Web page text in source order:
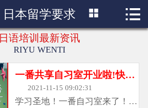
 首页
学校简介
日语培训班
日语培训课程
日本留学要求  
日语培训最新资讯
RIYU WENTI
一番共享自习室开业啦!快来加入我们吧！
2021-11-15 09:02:31
学习圣地！一番自习室来了！考